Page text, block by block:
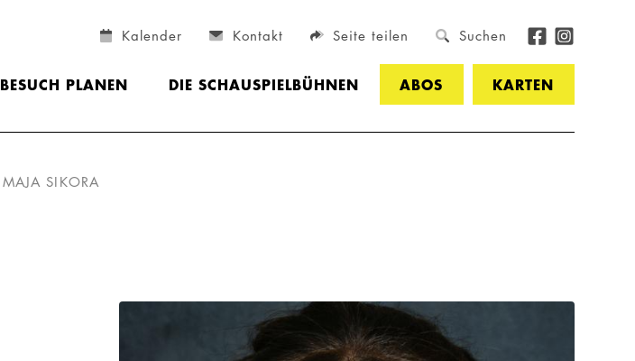
Kalender Kontakt Seite teilen Suchen
BESUCH PLANEN DIE SCHAUSPIELBÜHNEN ABOS KARTEN
MAJA SIKORA